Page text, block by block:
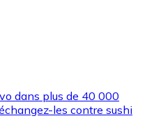
dans plus de 40 000
les contre sushi